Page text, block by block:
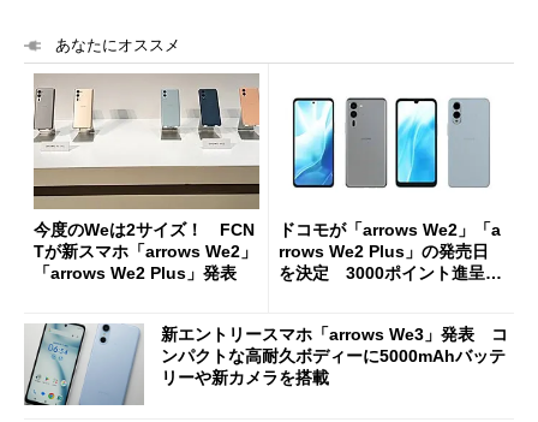
あなたにオススメ
今度のWeは2サイズ！ FCN
Tが新スマホ「arrows We2」
「arrows We2 Plus」発表
ドコモが「arrows We2」「a
rrows We2 Plus」の発売日
を決定 3000ポイント進呈の
新エントリースマホ「arrows We3」発表 コ
ンパクトな高耐久ボディーに5000mAhバッテ
リーや新カメラを搭載